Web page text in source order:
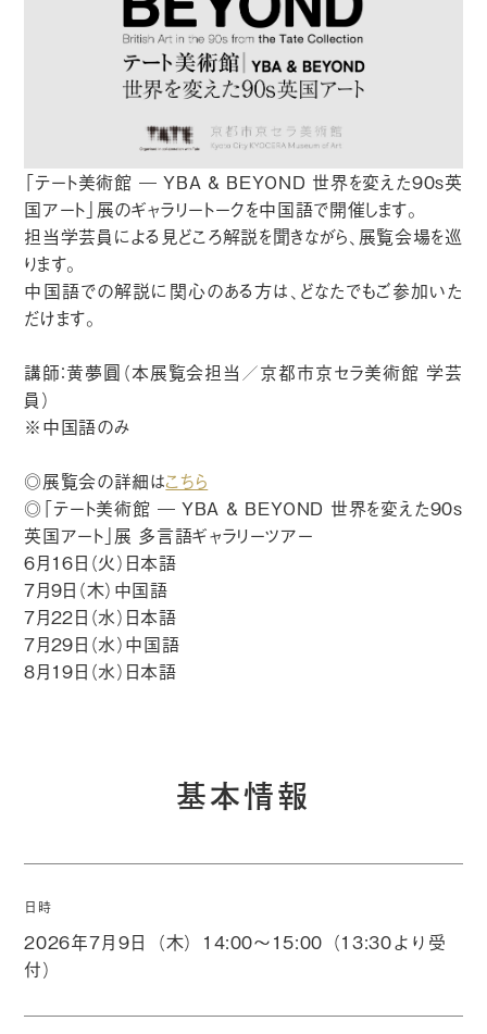
「テート美術館 ― YBA & BEYOND 世界を変えた90s英
国アート」展のギャラリートークを中国語で開催します。
担当学芸員による見どころ解説を聞きながら、展覧会場を巡
ります。
中国語での解説に関心のある方は、どなたでもご参加いた
だけます。
講師：黄夢圓（本展覧会担当／京都市京セラ美術館 学芸
員）
※中国語のみ
◎展覧会の詳細はこちら
◎「テート美術館 ― YBA & BEYOND 世界を変えた90s
英国アート」展 多言語ギャラリーツアー
6月16日（火）日本語
7月9日（木）中国語
7月22日（水）日本語
7月29日（水）中国語
8月19日（水）日本語
基本情報
日時
2026年7月9日（木）14:00〜15:00（13:30より受
付）